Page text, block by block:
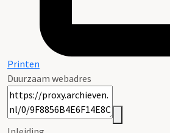
Printen
Duurzaam webadres